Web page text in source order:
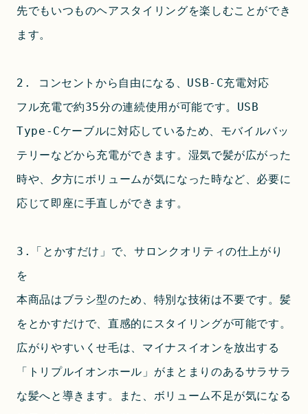
先でもいつものヘアスタイリングを楽しむことができ
ます。
2. コンセントから自由になる、USB-C充電対応
フル充電で約35分の連続使用が可能です。USB
Type-Cケーブルに対応しているため、モバイルバッ
テリーなどから充電ができます。湿気で髪が広がった
時や、夕方にボリュームが気になった時など、必要に
応じて即座に手直しができます。
3.「とかすだけ」で、サロンクオリティの仕上がり
を
本商品はブラシ型のため、特別な技術は不要です。髪
をとかすだけで、直感的にスタイリングが可能です。
広がりやすいくせ毛は、マイナスイオンを放出する
「トリプルイオンホール」がまとまりのあるサラサラ
な髪へと導きます。また、ボリューム不足が気になる